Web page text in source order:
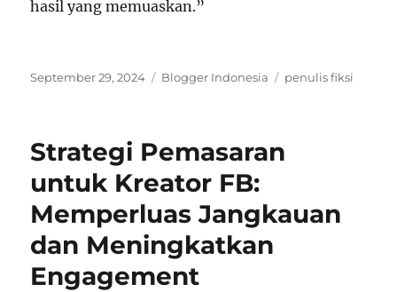
hasil yang memuaskan.”
Posted
September 29, 2024 Categories
Blogger Indonesia Tags
penulis fiksi
Strategi Pemasaran
untuk Kreator FB:
Memperluas Jangkauan
dan Meningkatkan
Engagement